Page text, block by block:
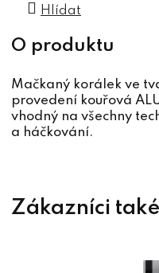
Hlídat
Mačkaný korálek ve
provedení kouřová
vhodný na všechny
a háčkování.